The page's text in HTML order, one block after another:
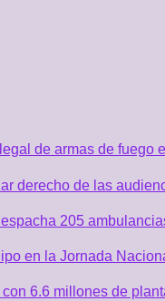
de armas de fuego
derecho de las
205
en la Jornada
6.6 millones de